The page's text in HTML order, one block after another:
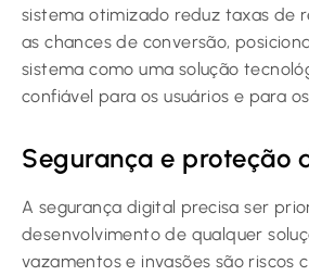
sistema otimizado reduz taxas de
as chances de conversão,
sistema como uma solução
confiável para os usuários e para
Segurança e proteção
A segurança digital precisa ser
desenvolvimento de qualquer
vazamentos e invasões são riscos